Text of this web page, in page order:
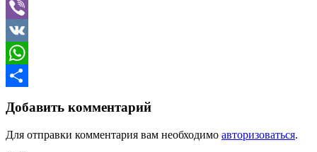
Telegram
Viber
VK
WhatsApp
Добавить комментарий
Для отправки комментария вам необходимо авторизоваться.